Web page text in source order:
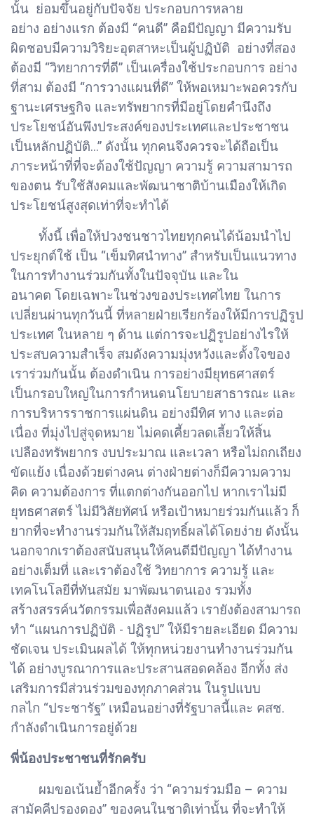
นั้น ย่อมขึ้นอยู่กับปัจจัย ประกอบการหลาย
อย่าง อย่างแรก ต้องมี “คนดี” คือมีปัญญา มีความรับ
ผิดชอบมีความวิริยะอุตสาหะเป็นผู้ปฏิบัติ อย่างที่สอง
ต้องมี “วิทยาการที่ดี” เป็นเครื่องใช้ประกอบการ อย่าง
ที่สาม ต้องมี “การวางแผนที่ดี” ให้พอเหมาะพอควรกับ
ฐานะเศรษฐกิจ และทรัพยากรที่มีอยู่โดยคำนึงถึง
ประโยชน์อันพึงประสงค์ของประเทศและประชาชน
เป็นหลักปฏิบัติ...” ดังนั้น ทุกคนจึงควรจะได้ถือเป็น
ภาระหน้าที่ที่จะต้องใช้ปัญญา ความรู้ ความสามารถ
ของตน รับใช้สังคมและพัฒนาชาติบ้านเมืองให้เกิด
ประโยชน์สูงสุดเท่าที่จะทำได้
ทั้งนี้ เพื่อให้ปวงชนชาวไทยทุกคนได้น้อมนำไป
ประยุกต์ใช้ เป็น “เข็มทิศนำทาง” สำหรับเป็นแนวทาง
ในการทำงานร่วมกันทั้งในปัจจุบัน และใน
อนาคต โดยเฉพาะในช่วงของประเทศไทย ในการ
เปลี่ยนผ่านทุกวันนี้ ที่หลายฝ่ายเรียกร้องให้มีการปฏิรูป
ประเทศ ในหลาย ๆ ด้าน แต่การจะปฏิรูปอย่างไรให้
ประสบความสำเร็จ สมดังความมุ่งหวังและตั้งใจของ
เราร่วมกันนั้น ต้องดำเนิน การอย่างมียุทธศาสตร์
เป็นกรอบใหญ่ในการกำหนดนโยบายสาธารณะ และ
การบริหารราชการแผ่นดิน อย่างมีทิศ ทาง และต่อ
เนื่อง ที่มุ่งไปสู่จุดหมาย ไม่คดเคี้ยวลดเลี้ยวให้สิ้น
เปลืองทรัพยากร งบประมาณ และเวลา หรือไม่ถกเถียง
ขัดแย้ง เนื่องด้วยต่างคน ต่างฝ่ายต่างก็มีความความ
คิด ความต้องการ ที่แตกต่างกันออกไป หากเราไม่มี
ยุทธศาสตร์ ไม่มีวิสัยทัศน์ หรือเป้าหมายร่วมกันแล้ว ก็
ยากที่จะทำงานร่วมกันให้สัมฤทธิ์ผลได้โดยง่าย ดังนั้น
นอกจากเราต้องสนับสนุนให้คนดีมีปัญญา ได้ทำงาน
อย่างเต็มที่ และเราต้องใช้ วิทยาการ ความรู้ และ
เทคโนโลยีที่ทันสมัย มาพัฒนาตนเอง รวมทั้ง
สร้างสรรค์นวัตกรรมเพื่อสังคมแล้ว เรายังต้องสามารถ
ทำ “แผนการปฏิบัติ - ปฏิรูป” ให้มีรายละเอียด มีความ
ชัดเจน ประเมินผลได้ ให้ทุกหน่วยงานทำงานร่วมกัน
ได้ อย่างบูรณาการและประสานสอดคล้อง อีกทั้ง ส่ง
เสริมการมีส่วนร่วมของทุกภาคส่วน ในรูปแบบ
กลไก “ประชารัฐ” เหมือนอย่างที่รัฐบาลนี้และ คสช.
กำลังดำเนินการอยู่ด้วย
พี่น้องประชาชนที่รักครับ
ผมขอเน้นย้ำอีกครั้ง ว่า “ความร่วมมือ – ความ
สามัคคีปรองดอง” ของคนในชาติเท่านั้น ที่จะทำให้